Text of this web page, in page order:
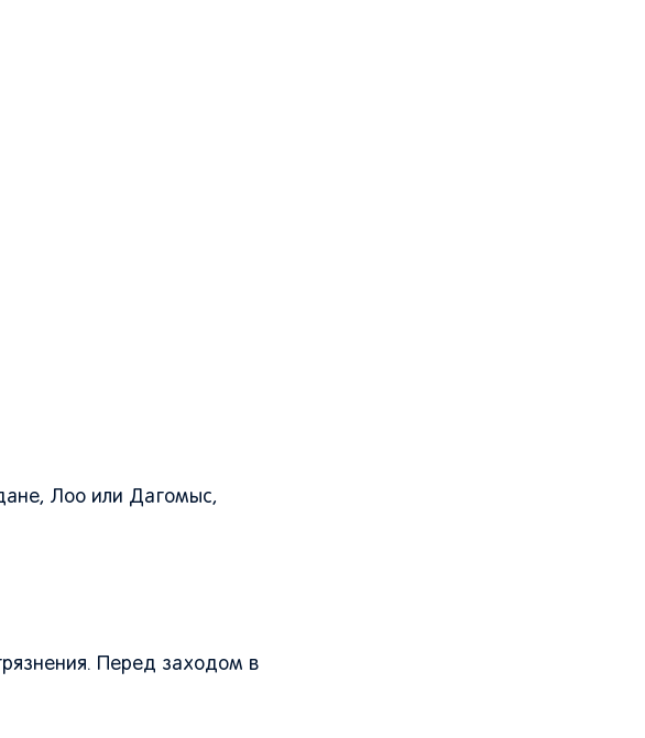
Лоо или Дагомыс,
Перед заходом в